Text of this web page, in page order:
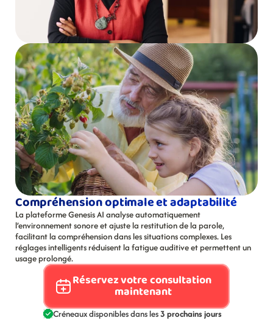
Compréhension optimale et adaptabilité
La plateforme Genesis AI analyse automatiquement
l’environnement sonore et ajuste la restitution de la parole,
facilitant la compréhension dans les situations complexes. Les
réglages intelligents réduisent la fatigue auditive et permettent un
usage prolongé.
Réservez votre consultation
maintenant
Créneaux disponibles dans les 3 prochains jours